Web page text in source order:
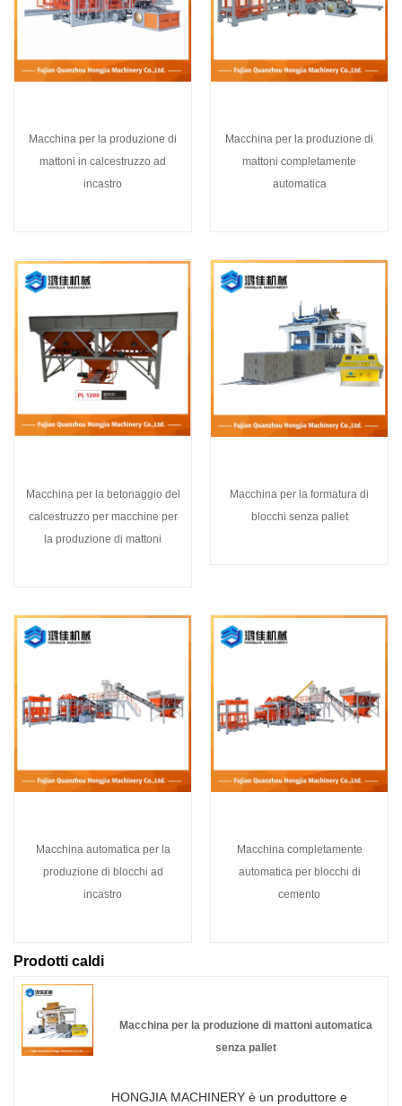
Macchina per la produzione di
mattoni in calcestruzzo ad
incastro
Macchina per la produzione di
mattoni completamente
automatica
Macchina per la betonaggio del
calcestruzzo per macchine per
la produzione di mattoni
Macchina per la formatura di
blocchi senza pallet
Macchina automatica per la
produzione di blocchi ad
incastro
Macchina completamente
automatica per blocchi di
cemento
Prodotti caldi
Macchina per la produzione di mattoni automatica
senza pallet
HONGJIA MACHINERY è un produttore e